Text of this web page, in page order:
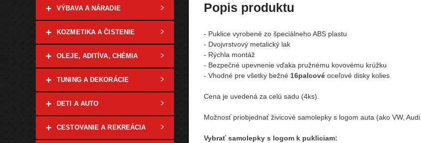
+ VÝBAVA A NÁRADIE
+ KOZMETIKA A ČISTENIE
+ OLEJE, ADITÍVA, CHÉMIA
+ TUNING A DEKORÁCIE
+ DETI A AUTO
+ CESTOVANIE A REKREÁCIA
Popis produktu
- Puklice vyrobené zo špeciálneho ABS plastu
- Dvojvrstvový metalický lak
- Rýchla montáž
- Bezpečné upevnenie vďaka pružnému kovovému krúžku
- Vhodné pre všetky bežné 16palcovéoceľové disky kolies
Cena je uvedená za celú sadu (4ks).
Možnosť priobjednať živicové samolepky s logom auta (ako VW,
Vybrať samolepky s logom k pukliciam: